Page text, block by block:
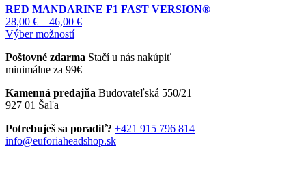
RED MANDARINE F1 FAST VERSION®
28,00 € – 46,00 €Price
through
46,00 €
Výber možnostíTento
má
viacero
Možnosti
vybrať
na
Poštovné zdarma Stačí u nás nakúpiť
minimálne za 99€
Kamenná predajňa Budovateľská 550/21
927 01 Šaľa
Potrebuješ sa poradiť? +421 915 796 814
info@euforiaheadshop.sk